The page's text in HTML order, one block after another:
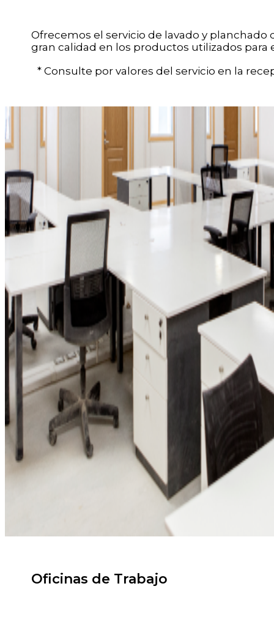
Ofrecemos el servicio de lavado y
gran calidad en los productos utilizados para
* Consulte por valores del servicio en la
Oficinas de Trabajo